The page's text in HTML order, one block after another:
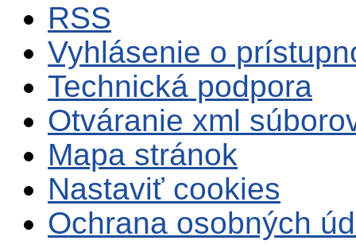
RSS
Vyhlásenie o
Technická podpora
Otváranie xml
Mapa stránok
Nastaviť cookies
Ochrana osobných